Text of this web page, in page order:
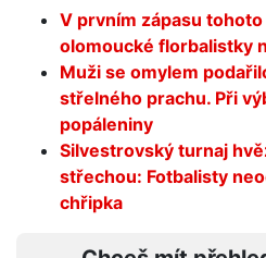
V prvním zápasu
olomoucké florbalistky
Muži se omylem
střelného prachu. Při
popáleniny
Silvestrovský turnaj
střechou: Fotbalisty
chřipka